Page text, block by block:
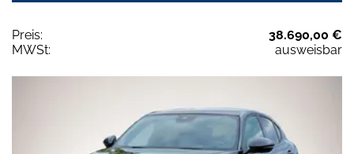
Preis:
38.690,00 €
MWSt:
ausweisbar